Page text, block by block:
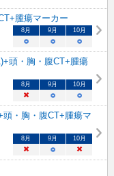
腫瘍マーカー
8月 9月 10月
○ ○ ○
頭・胸・腹CT+腫瘍
8月 9月 10月
× ○ ○
頭・胸・腹CT+腫瘍マ
8月 9月 10月
× ○ ×